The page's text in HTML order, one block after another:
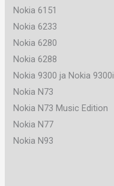
Nokia 6151
Nokia 6233
Nokia 6280
Nokia 6288
Nokia 9300 ja Nokia 9300i
Nokia N73
Nokia N73 Music Edition
Nokia N77
Nokia N93